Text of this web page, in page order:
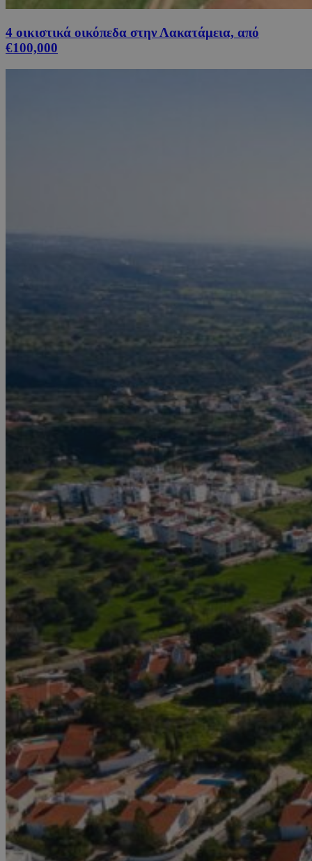
4 οικιστικά οικόπεδα στην Λακατάμεια, από
€100,000